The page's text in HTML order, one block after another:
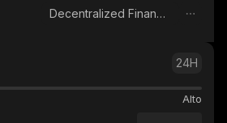
Decentralized Finance (DeFi)
24H
Alto